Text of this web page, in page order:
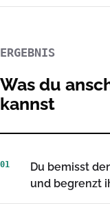
ERGEBNIS
Was du
kannst
01
Du bemisst
und begrenzt